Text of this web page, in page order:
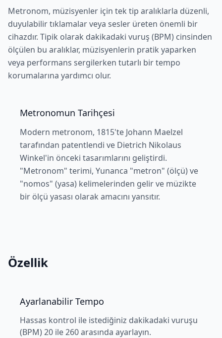
Metronom, müzisyenler için tek tip aralıklarla düzenli,
duyulabilir tıklamalar veya sesler üreten önemli bir
cihazdır. Tipik olarak dakikadaki vuruş (BPM) cinsinden
ölçülen bu aralıklar, müzisyenlerin pratik yaparken
veya performans sergilerken tutarlı bir tempo
korumalarına yardımcı olur.
Metronomun Tarihçesi
Modern metronom, 1815'te Johann Maelzel
tarafından patentlendi ve Dietrich Nikolaus
Winkel'in önceki tasarımlarını geliştirdi.
"Metronom" terimi, Yunanca "metron" (ölçü) ve
"nomos" (yasa) kelimelerinden gelir ve müzikte
bir ölçü yasası olarak amacını yansıtır.
Özellik
Ayarlanabilir Tempo
Hassas kontrol ile istediğiniz dakikadaki vuruşu
(BPM) 20 ile 260 arasında ayarlayın.